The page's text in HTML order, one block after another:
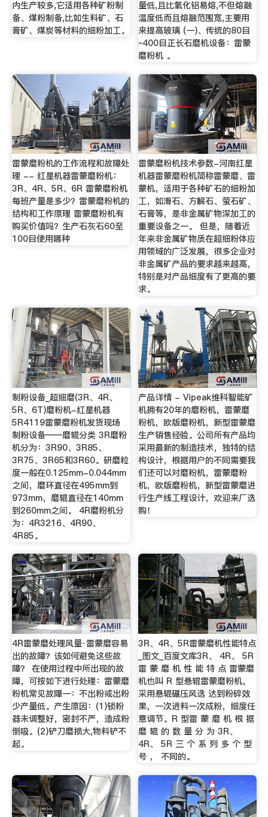
内生产较多,它适用各种矿粉制
备、煤粉制备,比如生料矿、石
膏矿、煤炭等材料的细粉加工。
量低,且比氧化铝易熔,不但熔融
温度低而且熔融范围宽,主要用
来提高玻璃 (一)、传统的80目
~400目正长石磨机设备：雷蒙
磨粉机 。
雷蒙磨粉机的工作流程和故障处
理 -- 红星机器雷蒙磨粉机：
3R、4R、5R、6R 雷蒙磨粉机
每班产量是多少？雷蒙磨粉机的
结构和工作原理 雷蒙磨粉机有
购买价值吗？生产石灰石60至
100目使用哪种
雷蒙磨粉机技术参数-河南红星
机器雷蒙磨粉机简称雷蒙磨、雷
蒙机，适用于各种矿石的细粉加
工，如滑石、方解石、萤石矿、
石膏等，是非金属矿物深加工的
重要设备之一。 但是，随着近
年来非金属矿物质在超细粉体应
用领域的广泛发展，很多企业对
非金属矿产品的要求越来越高，
特别是对产品细度有了更高的要
求。
制粉设备_超细磨(3R、4R、
5R、6T)磨粉机-红星机器
5R4119雷蒙磨粉机发货现场
制粉设备——磨辊分类 3R磨粉
机分为：3R90、3R85、
3R75、3R65和3R60。研磨粒
度一般在0.125mm-0.044mm
之间，磨环直径在495mm到
973mm，磨辊直径在140mm
到260mm之间。 4R磨粉机分
为：4R3216、4R90、
4R85。
产品详情 - Vipeak维科智能矿
机拥有20年的磨粉机，雷蒙磨
粉机，欧版磨粉机，新型雷蒙磨
生产销售经验。公司所有产品均
采用最新的制造技术，独特的结
构设计，根据用户的不同需要我
们还可以对磨粉机，雷蒙磨粉
机，欧版磨粉机，新型雷蒙磨进
行生产线工程设计，欢迎来厂选
购！
4R雷蒙磨处理风量·雷蒙磨容易
出的故障？该如何避免这些故
障？ 在使用过程中所出现的故
障，可按如下进行处理：雷蒙磨
粉机常见故障一：不出粉或出粉
少产量低。产生原因：(1)锁粉
器未调整好，密封不严，造成粉
倒吸。(2)铲刀磨损大,物料铲不
起。
3R、4R、5R雷蒙磨机性能特点
_图文_百度文库3R、 4R、 5R
雷 蒙 磨 机 性 能 特 点 雷蒙磨
机也叫 R 型悬辊雷蒙磨粉机，
采用悬辊碾压风选 达到粉碎效
果，一次进料一次成粉，细度任
意调节。R 型雷 蒙 磨 机 根 据
磨 辊 的 数 量 分 为 3R、
4R、 5R 三 个 系 列 多 个 型
号 ， 不同的。